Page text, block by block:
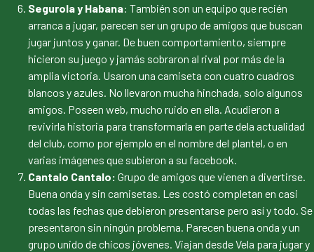
Segurola y Habana: También son un equipo que recién
arranca a jugar, parecen ser un grupo de amigos que buscan
jugar juntos y ganar. De buen comportamiento, siempre
hicieron su juego y jamás sobraron al rival por más de la
amplia victoria. Usaron una camiseta con cuatro cuadros
blancos y azules. No llevaron mucha hinchada, solo algunos
amigos. Poseen web, mucho ruido en ella. Acudieron a
revivirla historia para transformarla en parte dela actualidad
del club, como por ejemplo en el nombre del plantel, o en
varias imágenes que subieron a su facebook.
Cantalo Cantalo: Grupo de amigos que vienen a divertirse.
Buena onda y sin camisetas. Les costó completan en casi
todas las fechas que debieron presentarse pero así y todo. Se
presentaron sin ningún problema. Parecen buena onda y un
grupo unido de chicos jóvenes. Viajan desde Vela para jugar y